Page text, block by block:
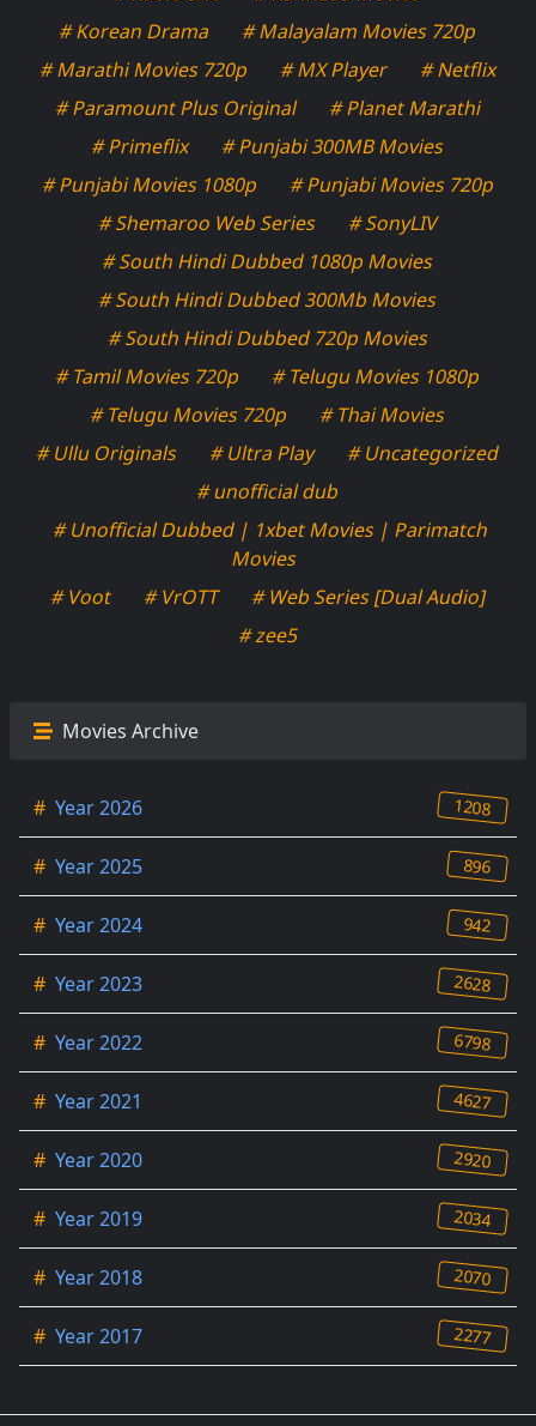
# Korean Drama
# Malayalam Movies 720p
# Marathi Movies 720p
# MX Player
# Netflix
# Paramount Plus Original
# Planet Marathi
# Primeflix
# Punjabi 300MB Movies
# Punjabi Movies 1080p
# Punjabi Movies 720p
# Shemaroo Web Series
# SonyLIV
# South Hindi Dubbed 1080p Movies
# South Hindi Dubbed 300Mb Movies
# South Hindi Dubbed 720p Movies
# Tamil Movies 720p
# Telugu Movies 1080p
# Telugu Movies 720p
# Thai Movies
# Ullu Originals
# Ultra Play
# Uncategorized
# unofficial dub
# Unofficial Dubbed | 1xbet Movies | Parimatch
Movies
# Voot
# VrOTT
# Web Series [Dual Audio]
# zee5
Movies Archive
# Year 2026 1208
# Year 2025 896
# Year 2024 942
# Year 2023 2628
# Year 2022 6798
# Year 2021 4627
# Year 2020 2920
# Year 2019 2034
# Year 2018 2070
# Year 2017 2277